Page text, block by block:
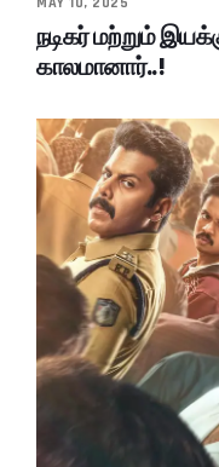
நடிகர் மற்றும்
காலமானார்..!